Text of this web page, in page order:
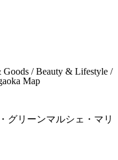
Goods /Beauty & Lifestyle /
Map
グリーンマルシェ・マリ